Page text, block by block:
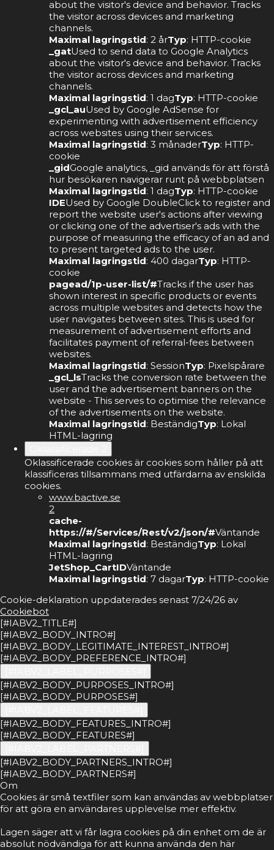
about the visitor's device and behavior. Tracks
the visitor across devices and marketing
channels.
Maximal lagringstid: 2 årTyp: HTTP-cookie
_gatUsed to send data to Google Analytics
about the visitor's device and behavior. Tracks
the visitor across devices and marketing
channels.
Maximal lagringstid: 1 dagTyp: HTTP-cookie
_gcl_auUsed by Google AdSense for
experimenting with advertisement efficiency
across websites using their services.
Maximal lagringstid: 3 månaderTyp: HTTP-
cookie
_gidGoogle analytics, _gid används för att förstå
hur besökaren navigerar runt på webbplatsen
Maximal lagringstid: 1 dagTyp: HTTP-cookie
IDEUsed by Google DoubleClick to register and
report the website user's actions after viewing
or clicking one of the advertiser's ads with the
purpose of measuring the efficacy of an ad and
to present targeted ads to the user.
Maximal lagringstid: 400 dagarTyp: HTTP-
cookie
pagead/1p-user-list/#Tracks if the user has
shown interest in specific products or events
across multiple websites and detects how the
user navigates between sites. This is used for
measurement of advertisement efforts and
facilitates payment of referral-fees between
websites.
Maximal lagringstid: SessionTyp: Pixelspårare
_gcl_lsTracks the conversion rate between the
user and the advertisement banners on the
website - This serves to optimise the relevance
of the advertisements on the website.
Maximal lagringstid: BeständigTyp: Lokal
HTML-lagring
Oklassificerade cookies är cookies som håller på att
klassificeras tillsammans med utfärdarna av enskilda
cookies.
www.bactive.se
2
cache-
https://#/Services/Rest/v2/json/#Väntande
Maximal lagringstid: BeständigTyp: Lokal
HTML-lagring
JetShop_CartIDVäntande
Maximal lagringstid: 7 dagarTyp: HTTP-cookie
Cookie-deklaration uppdaterades senast 7/24/26 av
Cookiebot
[#IABV2_TITLE#]
[#IABV2_BODY_INTRO#]
[#IABV2_BODY_LEGITIMATE_INTEREST_INTRO#]
[#IABV2_BODY_PREFERENCE_INTRO#]
[#IABV2_BODY_PURPOSES_INTRO#]
[#IABV2_BODY_PURPOSES#]
[#IABV2_BODY_FEATURES_INTRO#]
[#IABV2_BODY_FEATURES#]
[#IABV2_BODY_PARTNERS_INTRO#]
[#IABV2_BODY_PARTNERS#]
Om
Cookies är små textfiler som kan användas av webbplatser
för att göra en användares upplevelse mer effektiv.
Lagen säger att vi får lagra cookies på din enhet om de är
absolut nödvändiga för att kunna använda den här